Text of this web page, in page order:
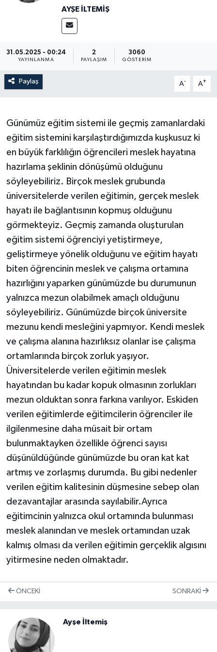
AYŞE İLTEMIŞ
31.05.2025 - 00:24
YAYINLANMA
2
PAYLAŞIM
3060
GÖSTERIM
Paylaş A- A+
Günümüz eğitim sistemi ile geçmiş zamanlardaki
eğitim sistemini karşılaştırdığımızda kuşkusuz ki
en büyük farklılığın öğrencileri meslek hayatına
hazırlama şeklinin dönüşümü olduğunu
söyleyebiliriz. Birçok meslek grubunda
üniversitelerde verilen eğitimin, gerçek meslek
hayatı ile bağlantısının kopmuş olduğunu
görmekteyiz. Geçmiş zamanda oluşturulan
eğitim sistemi öğrenciyi yetiştirmeye,
geliştirmeye yönelik olduğunu ve eğitim hayatı
biten öğrencinin meslek ve çalışma ortamına
hazırlığını yaparken günümüzde bu durumunun
yalnızca mezun olabilmek amaçlı olduğunu
söyleyebiliriz. Günümüzde birçok üniversite
mezunu kendi mesleğini yapmıyor. Kendi meslek
ve çalışma alanına hazırlıksız olanlar ise çalışma
ortamlarında birçok zorluk yaşıyor.
Üniversitelerde verilen eğitimin meslek
hayatından bu kadar kopuk olmasının zorlukları
mezun olduktan sonra farkına varılıyor. Eskiden
verilen eğitimlerde eğitimcilerin öğrenciler ile
ilgilenmesine daha müsait bir ortam
bulunmaktayken özellikle öğrenci sayısı
düşünüldüğünde günümüzde bu oran kat kat
artmış ve zorlaşmış durumda. Bu gibi nedenler
verilen eğitim kalitesinin düşmesine sebep olan
dezavantajlar arasında sayılabilir.Ayrıca
eğitimcinin yalnızca okul ortamında bulunması
meslek alanından ve meslek ortamından uzak
kalmış olması da verilen eğitimin gerçeklik algısını
yitirmesine neden olmaktadır.
ÖNCEKI SONRAKI
Ayşe İltemiş